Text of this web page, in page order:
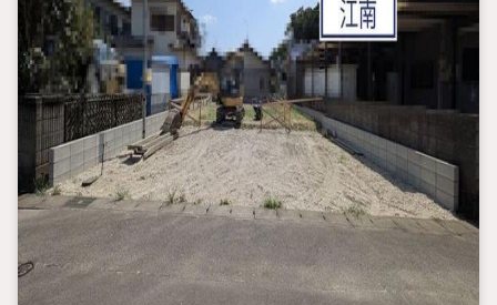
お家探しは、地域密着型不動産
【江南市・扶桑町・大口町・一宮市東部・犬山市】に強い
【ハウスドゥ 住宅情報モール 江南】 にお任せください！
＝＝＝＝＝＝＝＝＝＝＝＝＝＝＝＝＝＝＝＝＝＝＝